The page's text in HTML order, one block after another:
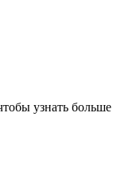
узнать больше